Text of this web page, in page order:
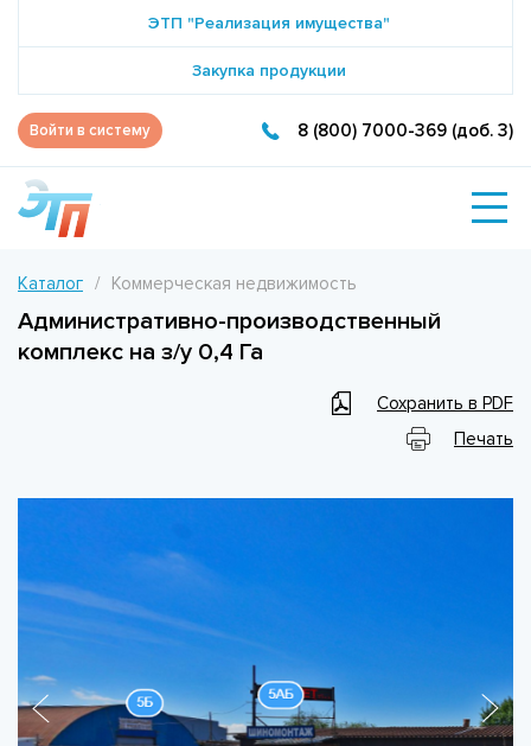
ЭТП "Реализация имущества"
Закупка продукции
Войти в систему 8 (800) 7000-369 (доб. 3)
Каталог Коммерческая недвижимость
Административно-производственный
комплекс на з/у 0,4 Га
Сохранить в PDF
Печать